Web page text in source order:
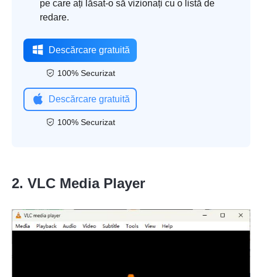
pe care ați lăsat-o să vizionați cu o listă de
redare.
Descărcare gratuită
100% Securizat
Descărcare gratuită
100% Securizat
2. VLC Media Player